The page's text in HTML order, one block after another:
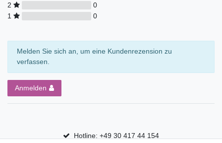
2
0
1
0
Melden Sie sich an, um eine Kundenrezension zu
verfassen.
Anmelden
Hotline: +49 30 417 44 154